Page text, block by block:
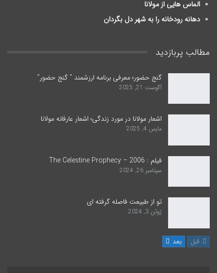
الماس هایی از مولانا
دهانه رودخانه را به شهر دل بگردان
مطالب پربازدید
گنج حضور؛ معرفی برنامه ارزشمند ” گنج حضور”
آگوست 21, 2025
اشعار مولانا در مورد زندگی؛ اشعار عارفانه مولانا
مارس 4, 2025
فیلم : The Celestine Prophecy – 2006
سپتامبر 26, 2024
تو از طبیعت فاصله گرفته ای
ژوئن 3, 2024
قبل بعد